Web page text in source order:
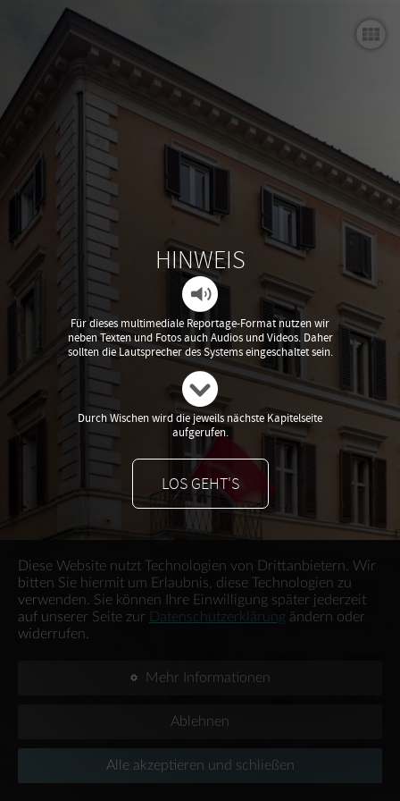
HINWEIS
Für dieses multimediale Reportage-Format nutzen wir
neben Texten und Fotos auch Audios und Videos. Daher
sollten die Lautsprecher des Systems eingeschaltet sein.
Durch Wischen wird die jeweils nächste Kapitelseite
aufgerufen.
LOS GEHT'S
Die Casa di Goethe in Rom
Via del Corso 18 - Haus mit Geschichte(n)
Menschen am Corso 18
Ci vediamo a Roma
Casa di Goethe - Via del Corso 18, Rom
Diese Website nutzt Technologien von Drittanbietern. Wir
bitten Sie hiermit um Erlaubnis, diese Technologien zu
verwenden. Sie können Ihre Einwilligung später jederzeit
auf unserer Seite zur
Datenschutzerklärung ändern oder
widerrufen.
Mehr Informationen
Ablehnen
Alle akzeptieren und schließen